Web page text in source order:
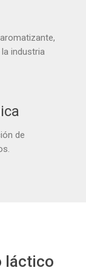
industria
de
láctico